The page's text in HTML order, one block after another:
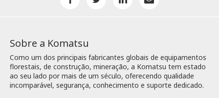
Sobre a Komatsu
Como um dos principais fabricantes globais de equipamentos
florestais, de construção, mineração, a Komatsu tem estado
ao seu lado por mais de um século, oferecendo qualidade
incomparável, segurança, conhecimento e suporte dedicado.